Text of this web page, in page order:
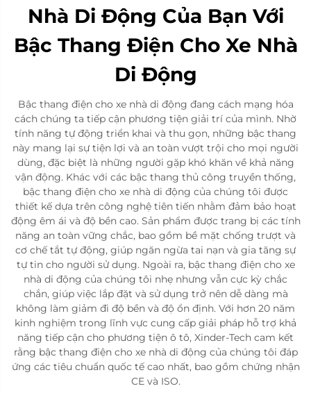
Nhà Di Động Của Bạn Với
Bậc Thang Điện Cho Xe Nhà
Di Động
Bậc thang điện cho xe nhà di động đang cách mạng hóa
cách chúng ta tiếp cận phương tiện giải trí của mình. Nhờ
tính năng tự động triển khai và thu gọn, những bậc thang
này mang lại sự tiện lợi và an toàn vượt trội cho mọi người
dùng, đặc biệt là những người gặp khó khăn về khả năng
vận động. Khác với các bậc thang thủ công truyền thống,
bậc thang điện cho xe nhà di động của chúng tôi được
thiết kế dựa trên công nghệ tiên tiến nhằm đảm bảo hoạt
động êm ái và độ bền cao. Sản phẩm được trang bị các tính
năng an toàn vững chắc, bao gồm bề mặt chống trượt và
cơ chế tắt tự động, giúp ngăn ngừa tai nạn và gia tăng sự
tự tin cho người sử dụng. Ngoài ra, bậc thang điện cho xe
nhà di động của chúng tôi nhẹ nhưng vẫn cực kỳ chắc
chắn, giúp việc lắp đặt và sử dụng trở nên dễ dàng mà
không làm giảm đi độ bền và độ ổn định. Với hơn 20 năm
kinh nghiệm trong lĩnh vực cung cấp giải pháp hỗ trợ khả
năng tiếp cận cho phương tiện ô tô, Xinder-Tech cam kết
rằng bậc thang điện cho xe nhà di động của chúng tôi đáp
ứng các tiêu chuẩn quốc tế cao nhất, bao gồm chứng nhận
CE và ISO.